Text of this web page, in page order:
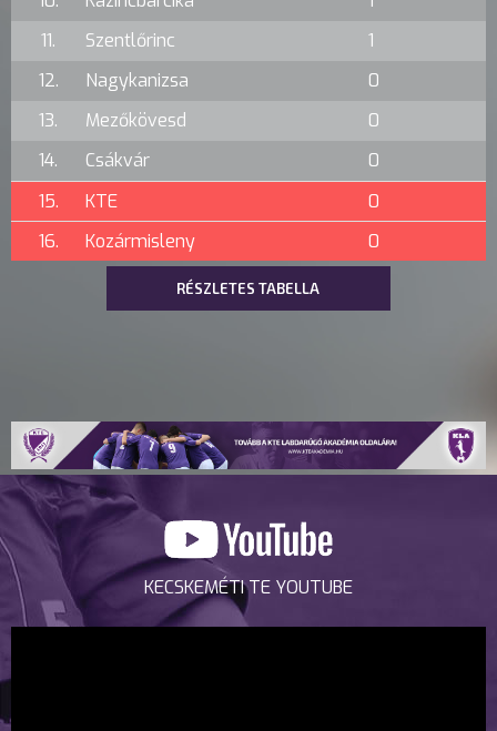
11.
Szentlőrinc
1
12.
Nagykanizsa
0
13.
Mezőkövesd
0
14.
Csákvár
0
15.
KTE
0
16.
Kozármisleny 0
RÉSZLETES TABELLA
KECSKEMÉTI TE YOUTUBE